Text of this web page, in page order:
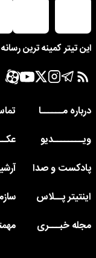
این تیتر کمینه ترین
درباره مــــــا
ویــــــــدیو
پادکست و صدا
اینتیتر پــلاس
مجله خبـــری